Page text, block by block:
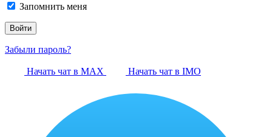
Запомнить меня
Забыли пароль?
Начать чат в MAX Начать чат в IMO